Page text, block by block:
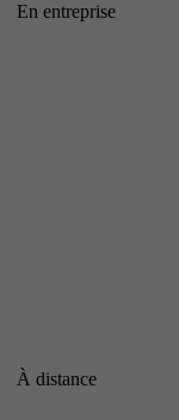
En entreprise
À distance